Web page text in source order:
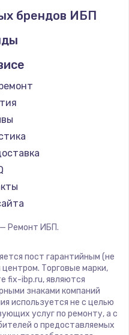
модуля
сенсора
конфорки
брендов ИБП
— Ремонт ИБП.
пост гарантийным (не
Торговые марки,
fix-ibp.ru, являются
знаками компаний
используется не с целью
услуг по ремонту, а с
о предоставляемых